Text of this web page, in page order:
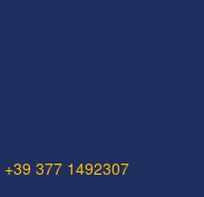
+39 377 1492307